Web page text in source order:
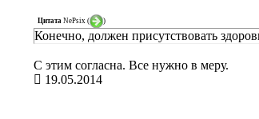
Цитата NePsix ( )
Конечно, должен присутствовать
С этим согласна. Все нужно в меру.
19.05.2014